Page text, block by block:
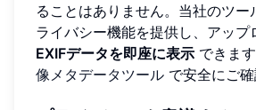
ることはありません。当社のツー
ライバシー機能を提供し、アップ
EXIFデータを即座に表示 できます
像メタデータツール で安全にご確